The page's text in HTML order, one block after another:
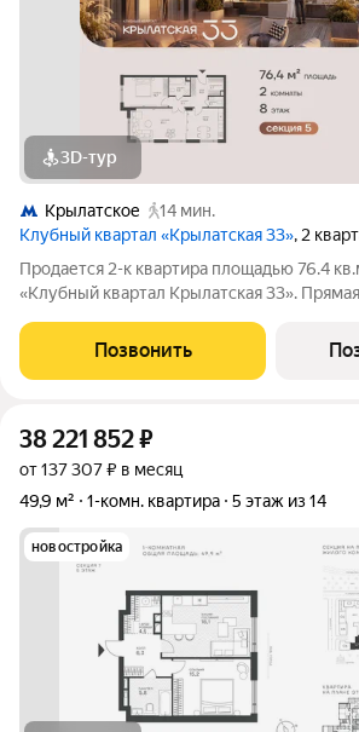
3D-тур
Крылатское
14 мин.
Клубный квартал «Крылатская 33», 2
Продается 2-к квартира площадью 76.4
«Клубный квартал Крылатская 33».
западе Москвы от специализированного
«Сияние». Комплекс расположен всего
Позвонить
38 221 852₽
от 137 307 ₽ в месяц
49,9 м²
1-комн. квартира 5 этаж из 14
новостройка